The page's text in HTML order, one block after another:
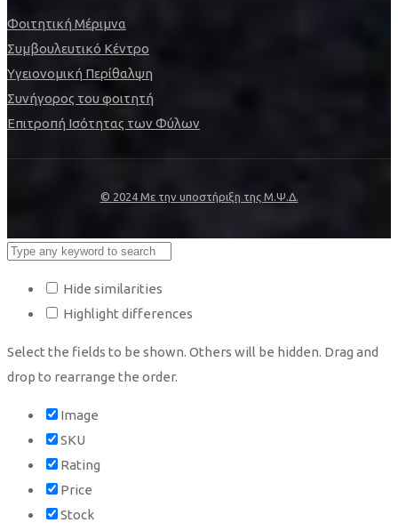
Φοιτητική Μέριμνα
Συμβουλευτικό Κέντρο
Υγειονομική Περίθαλψη
Συνήγορος του φοιτητή
Επιτροπή Ισότητας των Φύλων
© 2024 Με την υποστήριξη της Μ.Ψ.Δ.
Hide similarities
Highlight differences
Select the fields to be shown. Others will be hidden. Drag and
drop to rearrange the order.
Image
SKU
Rating
Price
Stock